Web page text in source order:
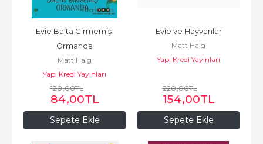
Sepete Ekle
Evie Balta Girmemiş
Ormanda
Matt Haig
Yapı Kredi Yayınları
120,00TL
84,00TL
Sepete Ekle
Evie ve Hayvanlar
Matt Haig
Yapı Kredi Yayınları
220,00TL
154,00TL